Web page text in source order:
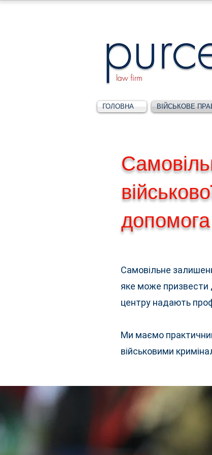
ГОЛОВНА ВІЙСЬКОВЕ
допомога
Самовільне
яке може призвести
центру надають
Ми маємо
військовими